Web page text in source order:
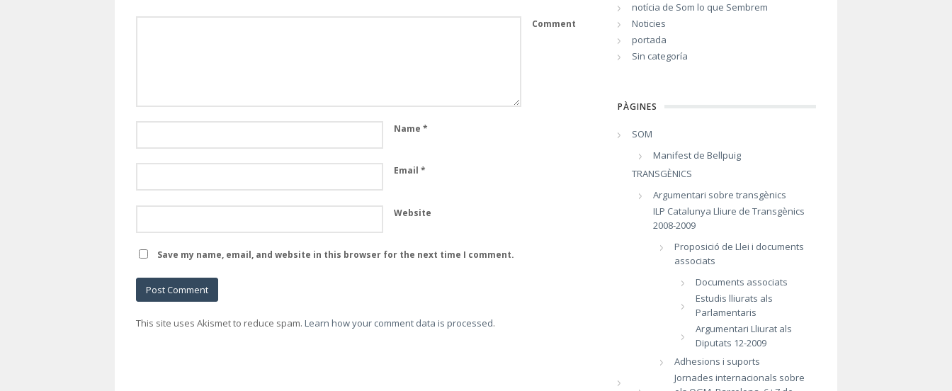
Comment
Name *
Email *
Website
Save my name, email, and website in this browser for the next time I comment.
This site uses Akismet to reduce spam. Learn how your comment data is processed.
notícia de Som lo que Sembrem
Noticies
portada
Sin categoría
PÀGINES
SOM
Manifest de Bellpuig
TRANSGÈNICS
Argumentari sobre transgènics
ILP Catalunya Lliure de Transgènics
2008-2009
Proposició de Llei i documents
associats
Documents associats
Estudis lliurats als
Parlamentaris
Argumentari Lliurat als
Diputats 12-2009
Adhesions i suports
Jornades internacionals sobre